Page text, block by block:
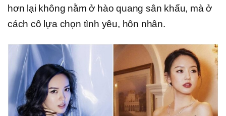
hơn lại không nằm ở hào quang sân khấu, mà ở
cách cô lựa chọn tình yêu, hôn nhân.